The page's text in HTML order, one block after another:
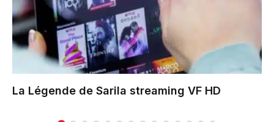
La Légende de Sarila streaming VF HD